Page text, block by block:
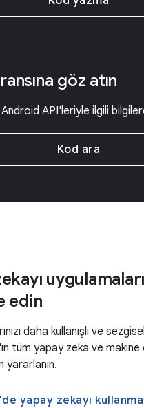
göz atın
Android API'leriyle ilgili
Kod ara
edin
daha kullanışlı ve
tüm yapay zeka ve makine
yararlanın.
yapay zekayı